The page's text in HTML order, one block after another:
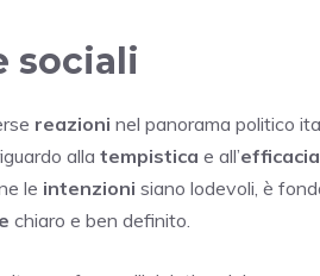
sociali
reazioni nel panorama politico
alla tempistica e all’efficacia
le intenzioni siano lodevoli, è
chiaro e ben definito.